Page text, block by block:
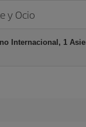
y Ocio
Internacional, 1